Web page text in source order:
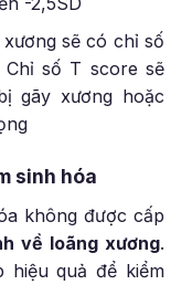
sẽ có chỉ số
Chỉ số T score sẽ
gãy xương hoặc
sinh hóa
không được cấp
về loãng xương.
hiệu quả để kiểm